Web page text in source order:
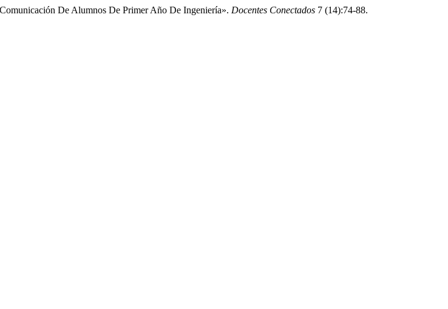
De Alumnos De Primer Año De Ingeniería». Docentes Conectados 7 (14):74-88.